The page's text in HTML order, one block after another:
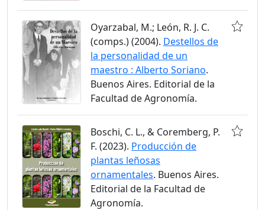
Oyarzabal, M.; León, R. J. C.
(comps.) (2004). Destellos de
la personalidad de un
maestro : Alberto Soriano.
Buenos Aires. Editorial de la
Facultad de Agronomía.
Boschi, C. L., & Coremberg, P.
F. (2023). Producción de
plantas leñosas
ornamentales. Buenos Aires.
Editorial de la Facultad de
Agronomía.